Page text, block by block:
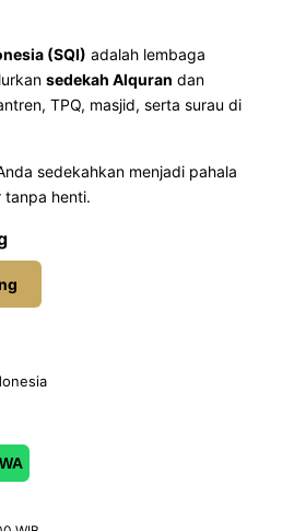
(SQI) adalah lembaga
sedekah Alquran dan
TPQ, masjid, serta surau di
sedekahkan menjadi pahala
tanpa henti.
WA